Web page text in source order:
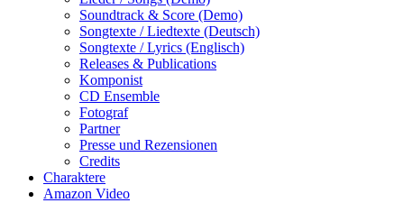
Soundtrack & Score (Demo)
Songtexte / Liedtexte (Deutsch)
Songtexte / Lyrics (Englisch)
Releases & Publications
Komponist
CD Ensemble
Fotograf
Partner
Presse und Rezensionen
Credits
Charaktere
Amazon Video